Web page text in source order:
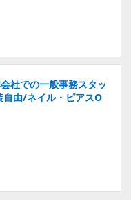
社での一般事務スタッ
由/ネイル・ピアスO